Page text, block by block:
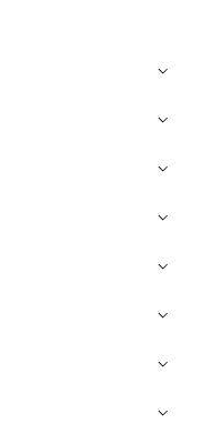
di
Bandi
Enti